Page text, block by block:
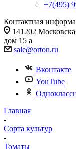
+7(495)
Контактная
141202
дом 15 а
sale@orton.ru
Вконтакте
YouTube
Главная
-
Сорта культур
-
Томаты